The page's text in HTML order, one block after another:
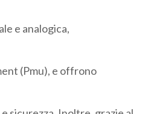
e analogica,
(Pmu), e offrono